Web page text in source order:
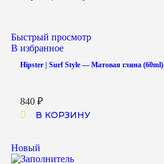
Быстрый просмотр
В избранное
Hipster | Surf Style — Матовая глина (60ml)
840 ₽
В КОРЗИНУ
Новый